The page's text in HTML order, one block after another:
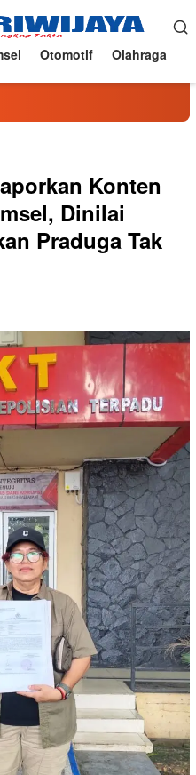
Otomotif Olahraga
Konten
Dinilai
Praduga Tak